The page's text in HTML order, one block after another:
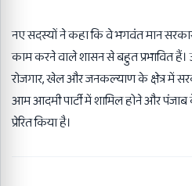
नए सदस्यों ने कहा कि वे भगवंत मान
काम करने वाले शासन से बहुत प्रभावित हैं।
रोजगार, खेल और जनकल्याण के क्षेत्र में
आम आदमी पार्टी में शामिल होने और
प्रेरित किया है।